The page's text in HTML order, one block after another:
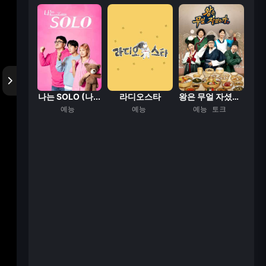
사내 나는 SOLO (나...
예능
라디오스타
예능
왕은 무얼 자셨는가
예능 토크